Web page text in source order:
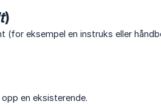
)
(for eksempel en instruks eller
en eksisterende.